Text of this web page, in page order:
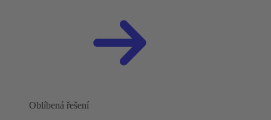
Oblíbená řešení